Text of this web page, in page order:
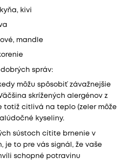
kivi
mandle
správ:
môžu spôsobiť závažnejšie
skrížených alergénov z
totiž citlivá na teplo (zeler môže
kyseliny.
sústoch cítite brnenie v
je to pre vás signál, že vaše
schopné potravinu